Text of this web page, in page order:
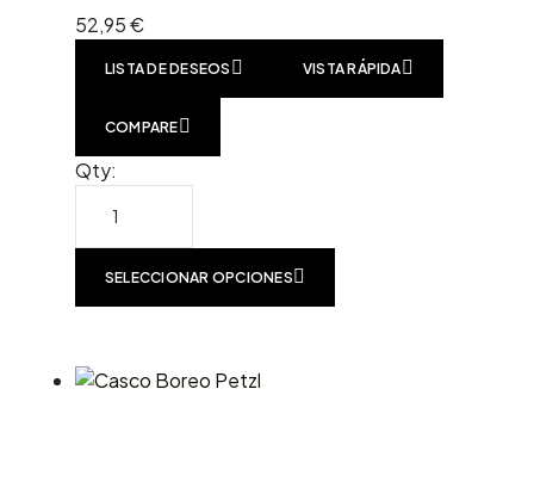
52,95€
LISTA DE DESEOS VISTA RÁPIDA
COMPARE
Qty:
SELECCIONAR OPCIONES